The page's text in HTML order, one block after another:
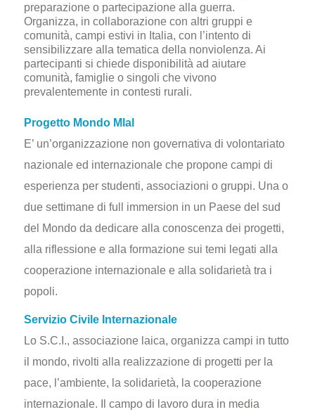
preparazione o partecipazione alla guerra.
Organizza, in collaborazione con altri gruppi e
comunità, campi estivi in Italia, con l’intento di
sensibilizzare alla tematica della nonviolenza. Ai
partecipanti si chiede disponibilità ad aiutare
comunità, famiglie o singoli che vivono
prevalentemente in contesti rurali.
Progetto Mondo Mlal
E’ un’organizzazione non governativa di volontariato
nazionale ed internazionale che propone campi di
esperienza per studenti, associazioni o gruppi. Una o
due settimane di full immersion in un Paese del sud
del Mondo da dedicare alla conoscenza dei progetti,
alla riflessione e alla formazione sui temi legati alla
cooperazione internazionale e alla solidarietà tra i
popoli.
Servizio Civile Internazionale
Lo S.C.I., associazione laica, organizza campi in tutto
il mondo, rivolti alla realizzazione di progetti per la
pace, l’ambiente, la solidarietà, la cooperazione
internazionale. Il campo di lavoro dura in media